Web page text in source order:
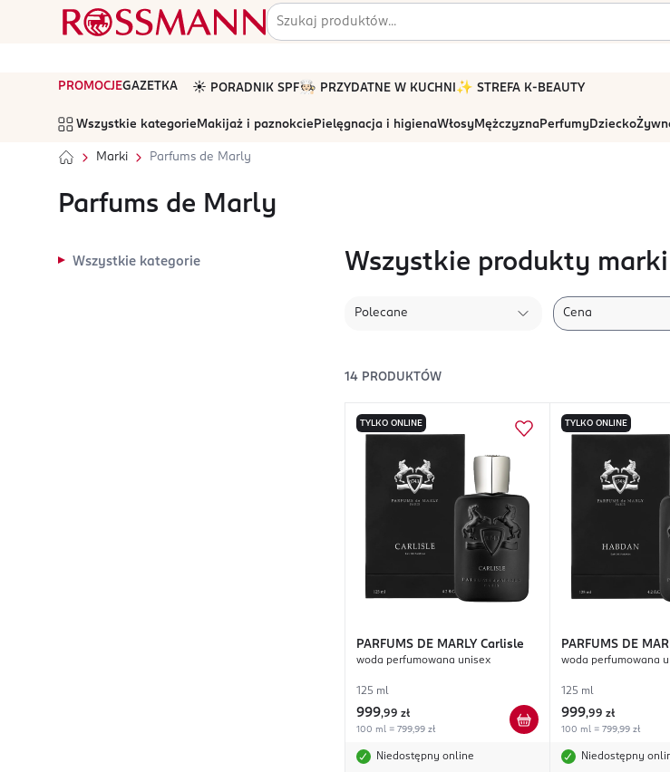
PROMOCJEGAZETKA ☀️ PORADNIK SPF🧑🏻‍🍳 PRZYDATNE W KUCHNI ✨ STREFA K-BEAUTY
Wszystkie kategorie Makijaż i paznokcie Pielęgnacja i higienaWłosyMężczyznaPerfumyDziecko
Marki Parfums de Marly
Parfums de Marly
Wszystkie kategorie Wszystkie produkty
Polecane Cena
14 PRODUKTÓW
TYLKO ONLINE
PARFUMS DE MARLY Carlisle
woda perfumowana unisex
125 ml
999,99 zł
100 ml = 799,99 zł
Niedostępny online
TYLKO ONLINE
PARFUMS DE
woda perfumowana
125 ml
999,99 zł
100 ml = 799,99 zł
Niedostępny